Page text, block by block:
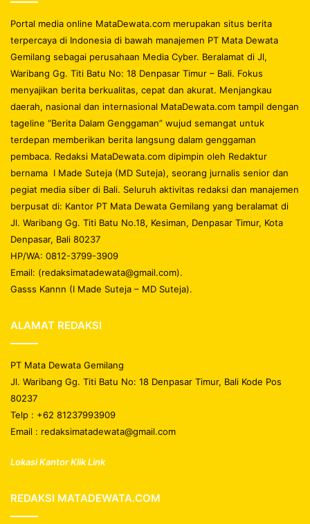
Portal media online MataDewata.com merupakan situs berita
terpercaya di Indonesia di bawah manajemen PT Mata Dewata
Gemilang sebagai perusahaan Media Cyber. Beralamat di Jl,
Waribang Gg. Titi Batu No: 18 Denpasar Timur – Bali. Fokus
menyajikan berita berkualitas, cepat dan akurat. Menjangkau
daerah, nasional dan internasional MataDewata.com tampil dengan
tageline “Berita Dalam Genggaman” wujud semangat untuk
terdepan memberikan berita langsung dalam genggaman
pembaca. Redaksi MataDewata.com dipimpin oleh Redaktur
bernama I Made Suteja (MD Suteja), seorang jurnalis senior dan
pegiat media siber di Bali. Seluruh aktivitas redaksi dan manajemen
berpusat di: Kantor PT Mata Dewata Gemilang yang beralamat di
Jl. Waribang Gg. Titi Batu No.18, Kesiman, Denpasar Timur, Kota
Denpasar, Bali 80237
HP/WA: 0812-3799-3909
Email: (redaksimatadewata@gmail.com).
Gasss Kannn (I Made Suteja – MD Suteja).
ALAMAT REDAKSI
PT Mata Dewata Gemilang
Jl. Waribang Gg. Titi Batu No: 18 Denpasar Timur, Bali Kode Pos
80237
Telp : +62 81237993909
Email : redaksimatadewata@gmail.com
Lokasi Kantor Klik Link
REDAKSI MATADEWATA.COM